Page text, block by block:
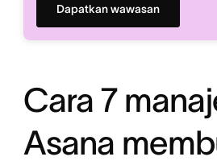
Dapatkan wawasan
Cara 7
Asana